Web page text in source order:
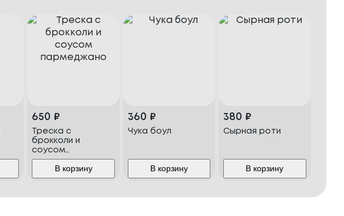
650 ₽
Треска с
брокколи и
соусом
пармеджано
В корзину
360 ₽
Чука боул
В корзину
380 ₽
Сырная роти
В корзину